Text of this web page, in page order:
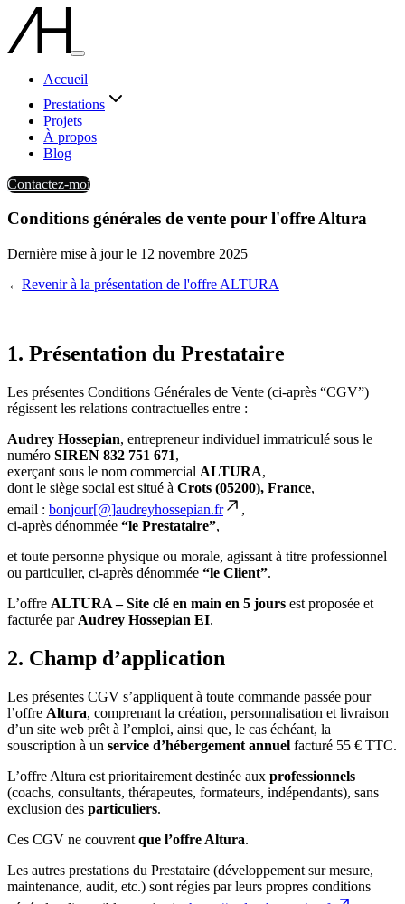
Accueil
Prestations
Projets
À propos
Blog
Contactez-moi
Conditions générales de vente pour l'offre Altura
Dernière mise à jour le 12 novembre 2025
←Revenir à la présentation de l'offre ALTURA
1. Présentation du Prestataire
Les présentes Conditions Générales de Vente (ci-après “CGV”)
régissent les relations contractuelles entre :
Audrey Hossepian, entrepreneur individuel immatriculé sous le
numéro SIREN 832 751 671,
exerçant sous le nom commercial ALTURA,
dont le siège social est situé à Crots (05200), France,
email : bonjour[@]audreyhossepian.fr
,
ci-après dénommée “le Prestataire”,
et toute personne physique ou morale, agissant à titre professionnel
ou particulier, ci-après dénommée “le Client”.
L’offre ALTURA – Site clé en main en 5 jours est proposée et
facturée par Audrey Hossepian EI.
2. Champ d’application
Les présentes CGV s’appliquent à toute commande passée pour
l’offre Altura, comprenant la création, personnalisation et livraison
d’un site web prêt à l’emploi, ainsi que, le cas échéant, la
souscription à un service d’hébergement annuel facturé 55 € TTC.
L’offre Altura est prioritairement destinée aux professionnels
(coachs, consultants, thérapeutes, formateurs, indépendants), sans
exclusion des particuliers.
Ces CGV ne couvrent que l’offre Altura.
Les autres prestations du Prestataire (développement sur mesure,
maintenance, audit, etc.) sont régies par leurs propres conditions